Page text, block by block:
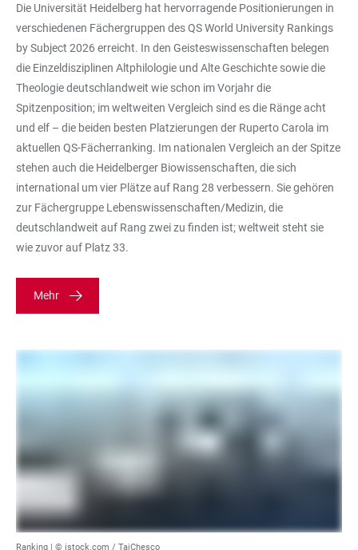
Die Universität Heidelberg hat hervorragende Positionierungen in
verschiedenen Fächergruppen des QS World University Rankings
by Subject 2026 erreicht. In den Geisteswissenschaften belegen
die Einzeldisziplinen Altphilologie und Alte Geschichte sowie die
Theologie deutschlandweit wie schon im Vorjahr die
Spitzenposition; im weltweiten Vergleich sind es die Ränge acht
und elf – die beiden besten Platzierungen der Ruperto Carola im
aktuellen QS-Fächerranking. Im nationalen Vergleich an der Spitze
stehen auch die Heidelberger Biowissenschaften, die sich
international um vier Plätze auf Rang 28 verbessern. Sie gehören
zur Fächergruppe Lebenswissenschaften/Medizin, die
deutschlandweit auf Rang zwei zu finden ist; weltweit steht sie
wie zuvor auf Platz 33.
Mehr
Ranking | © istock.com / TaiChesco